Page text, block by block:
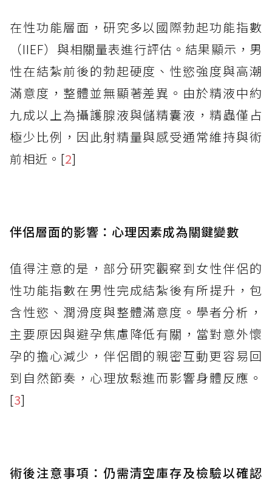
在性功能層面，研究多以國際勃起功能指數
（IIEF）與相關量表進行評估。結果顯示，男
性在結紮前後的勃起硬度、性慾強度與高潮
滿意度，整體並無顯著差異。由於精液中約
九成以上為攝護腺液與儲精囊液，精蟲僅占
極少比例，因此射精量與感受通常維持與術
前相近。[2]
伴侶層面的影響：心理因素成為關鍵變數
值得注意的是，部分研究觀察到女性伴侶的
性功能指數在男性完成結紮後有所提升，包
含性慾、潤滑度與整體滿意度。學者分析，
主要原因與避孕焦慮降低有關，當對意外懷
孕的擔心減少，伴侶間的親密互動更容易回
到自然節奏，心理放鬆進而影響身體反應。
[3]
術後注意事項：仍需清空庫存及檢驗以確認